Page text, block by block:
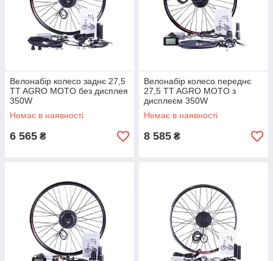
Велонабір колесо заднє 27,5
TT AGRO MOTO без дисплея
350W
Немає в наявності
6 565 ₴
Велонабір колесо переднє
27,5 TT AGRO MOTO з
дисплеєм 350W
Немає в наявності
8 585 ₴